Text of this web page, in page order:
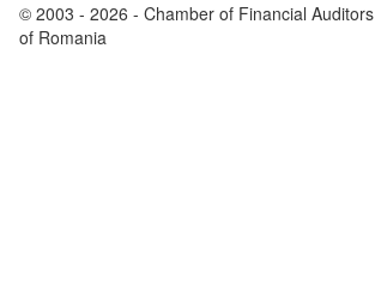
© 2003 - 2026 - Chamber of Financial Auditors
of Romania